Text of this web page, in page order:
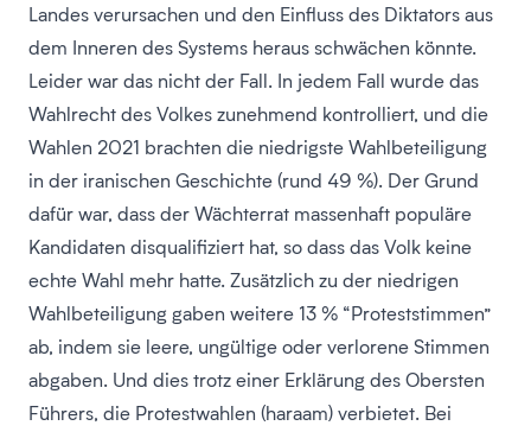
Landes verursachen und den Einfluss des Diktators aus
dem Inneren des Systems heraus schwächen könnte.
Leider war das nicht der Fall. In jedem Fall wurde das
Wahlrecht des Volkes zunehmend kontrolliert, und die
Wahlen 2021 brachten die niedrigste Wahlbeteiligung
in der iranischen Geschichte (rund 49 %). Der Grund
dafür war, dass der Wächterrat massenhaft populäre
Kandidaten disqualifiziert hat, so dass das Volk keine
echte Wahl mehr hatte. Zusätzlich zu der niedrigen
Wahlbeteiligung gaben weitere 13 % “Proteststimmen”
ab, indem sie leere, ungültige oder verlorene Stimmen
abgaben. Und dies trotz einer Erklärung des Obersten
Führers, die Protestwahlen (haraam) verbietet. Bei